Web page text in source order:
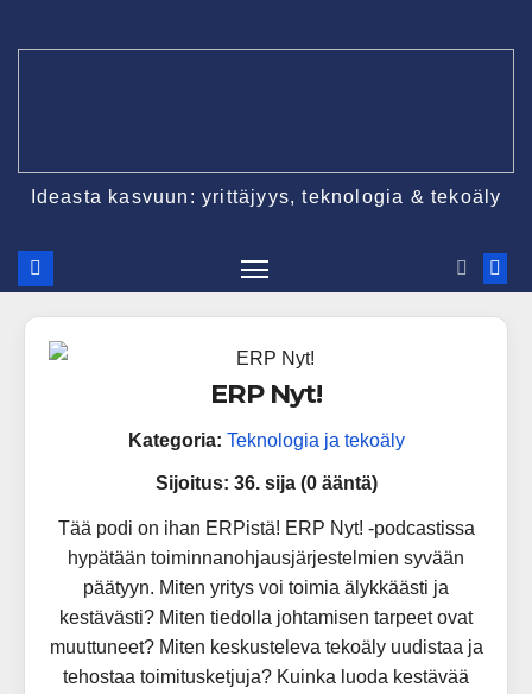
Ideasta kasvuun: yrittäjyys, teknologia & tekoäly
ERP Nyt!
Kategoria: Teknologia ja tekoäly
Sijoitus: 36. sija (0 ääntä)
Tää podi on ihan ERPistä! ERP Nyt! -podcastissa
hypätään toiminnanohjausjärjestelmien syvään
päätyyn. Miten yritys voi toimia älykkäästi ja
kestävästi? Miten tiedolla johtamisen tarpeet ovat
muuttuneet? Miten keskusteleva tekoäly uudistaa ja
tehostaa toimitusketjuja? Kuinka luoda kestävää